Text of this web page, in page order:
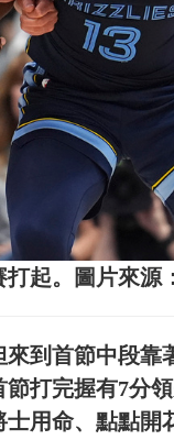
起。圖片來源
到首節中段
打完握有7分
用命、點點